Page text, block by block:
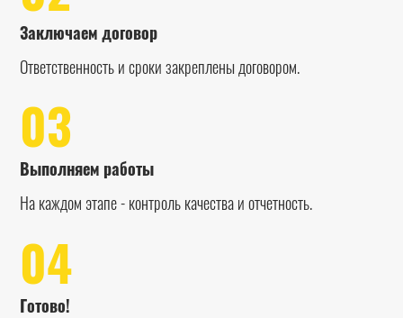
Заключаем договор
Ответственность и сроки закреплены договором.
03
Выполняем работы
На каждом этапе - контроль качества и отчетность.
04
Готово!